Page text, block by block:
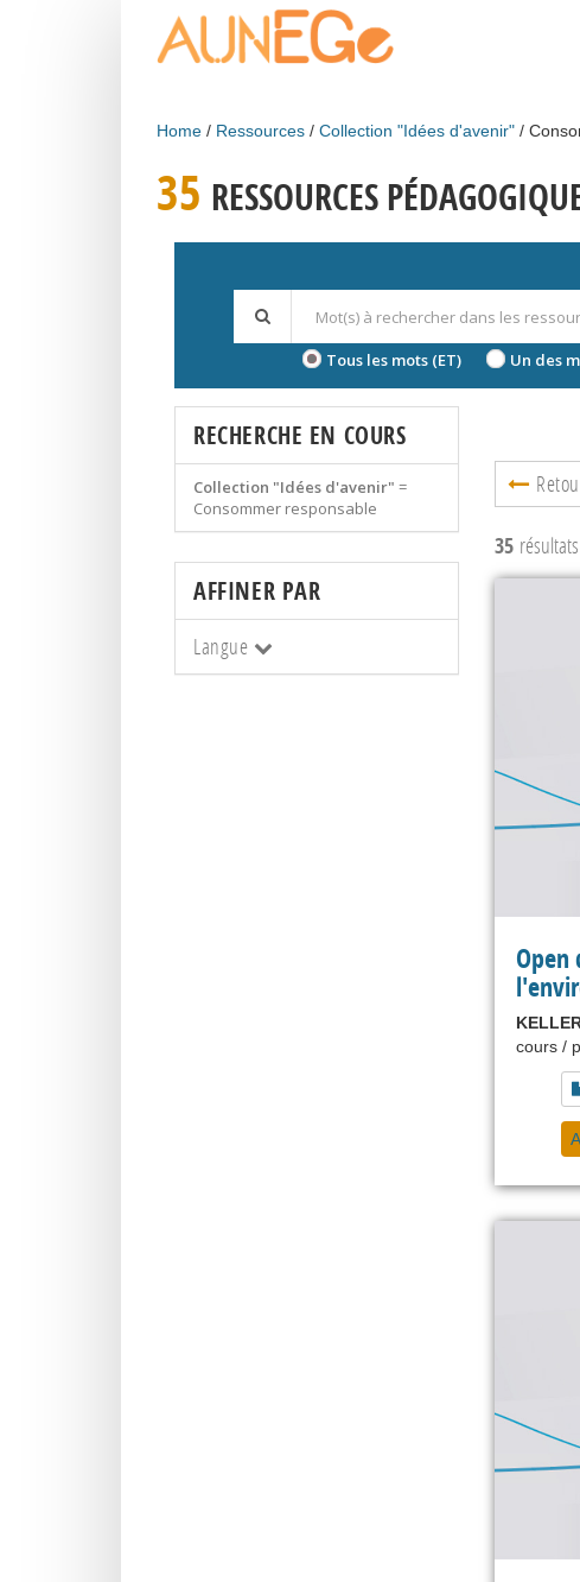
Home Ressources Collection "Idées d'avenir"
35 RESSOURCES
Tous les mots (ET) Un des
RECHERCHE EN COURS
Collection "Idées d'avenir" =
Consommer responsable
AFFINER PAR
Langue
35 résultats
Open
cours /